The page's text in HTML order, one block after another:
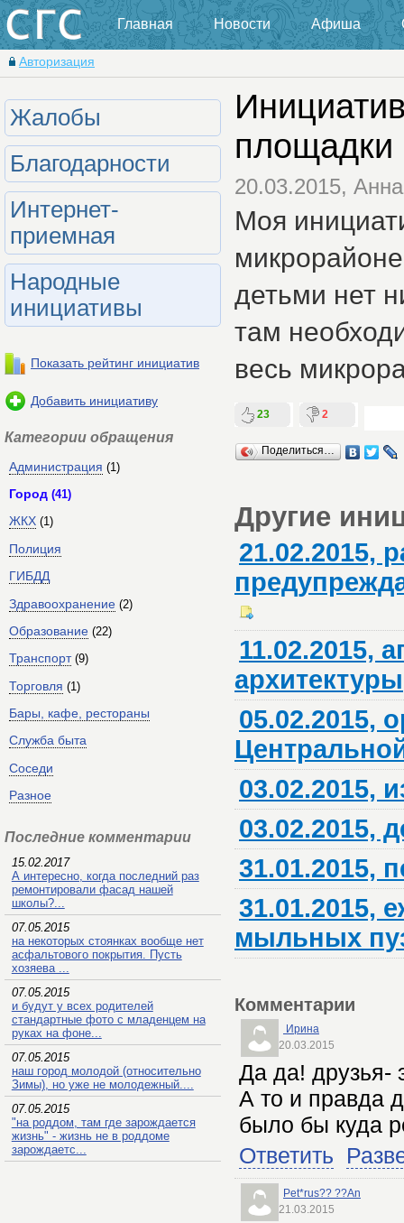
Главная Новости Афиша
Авторизация
Жалобы
Благодарности
Интернет-
приемная
Народные
инициативы
Показать рейтинг инициатив
Добавить инициативу
Категории обращения
Администрация (1)
Город (41)
ЖКХ (1)
Полиция
ГИБДД
Здравоохранение (2)
Образование (22)
Транспорт (9)
Торговля (1)
Бары, кафе, рестораны
Служба быта
Соседи
Разное
Последние комментарии
15.02.2017
А интересно, когда последний раз
ремонтировали фасад нашей
школы?...
07.05.2015
на некоторых стоянках вообще нет
асфальтового покрытия. Пусть
хозяева ...
07.05.2015
и будут у всех родителей
стандартные фото с младенцем на
руках на фоне...
07.05.2015
наш город молодой (относительно
Зимы), но уже не молодежный....
07.05.2015
"на роддом, там где зарождается
жизнь" - жизнь не в роддоме
зарождаетс...
20.03.2015, Анна
Моя
детьми нет
там
весь
23 2
Поделиться…
Другие
21.02.2015,
11.02.2015,
архитектуры
05.02.2015,
03.02.2015,
03.02.2015,
31.01.2015,
31.01.2015,
мыльных
Комментарии
Ирина
20.03.2015
Да да! друзья-
А то и правда
было бы куда
Ответить
Pet*rus?? ??An
21.03.2015